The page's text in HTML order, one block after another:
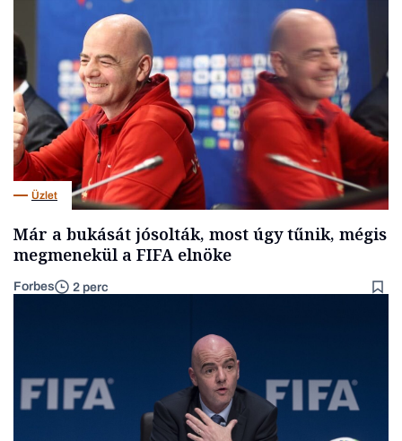
Üzlet
Már a bukását jósolták, most úgy tűnik, mégis
megmenekül a FIFA elnöke
Forbes 2 perc